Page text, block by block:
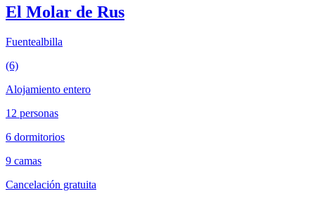
El Molar de Rus
Fuentealbilla
(6)
Alojamiento entero
12 personas
6 dormitorios
9 camas
Cancelación gratuita